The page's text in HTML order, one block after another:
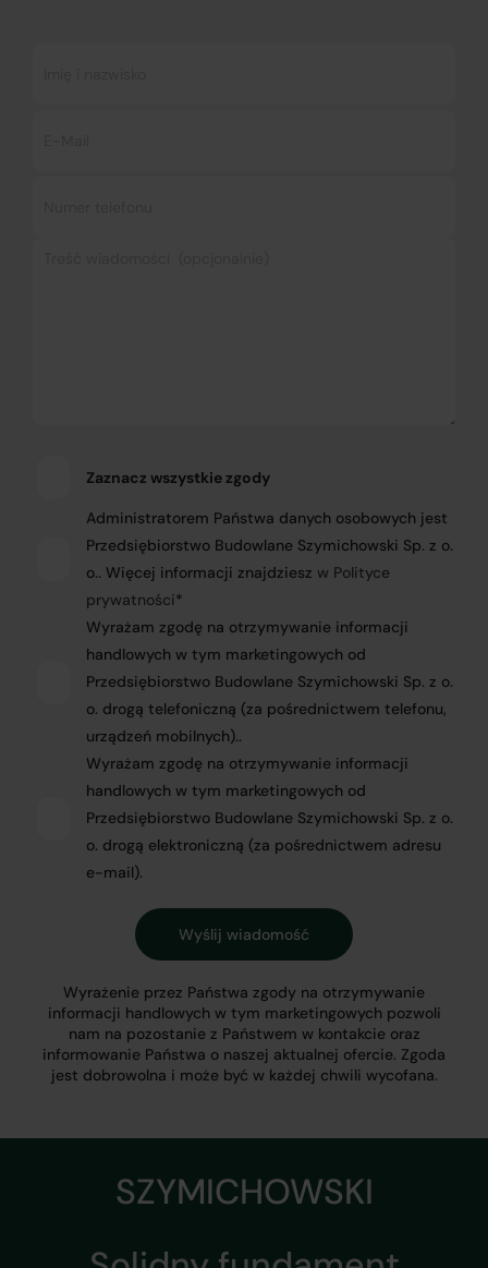
Zaznacz wszystkie zgody
Administratorem Państwa danych osobowych jest
Przedsiębiorstwo Budowlane Szymichowski Sp. z o.
o.. Więcej informacji znajdziesz w Polityce
prywatności*
Wyrażam zgodę na otrzymywanie informacji
handlowych w tym marketingowych od
Przedsiębiorstwo Budowlane Szymichowski Sp. z o.
o. drogą telefoniczną (za pośrednictwem telefonu,
urządzeń mobilnych)..
Wyrażam zgodę na otrzymywanie informacji
handlowych w tym marketingowych od
Przedsiębiorstwo Budowlane Szymichowski Sp. z o.
o. drogą elektroniczną (za pośrednictwem adresu
e-mail).
Wyrażenie przez Państwa zgody na otrzymywanie
informacji handlowych w tym marketingowych pozwoli
nam na pozostanie z Państwem w kontakcie oraz
informowanie Państwa o naszej aktualnej ofercie. Zgoda
jest dobrowolna i może być w każdej chwili wycofana.
SZYMICHOWSKI